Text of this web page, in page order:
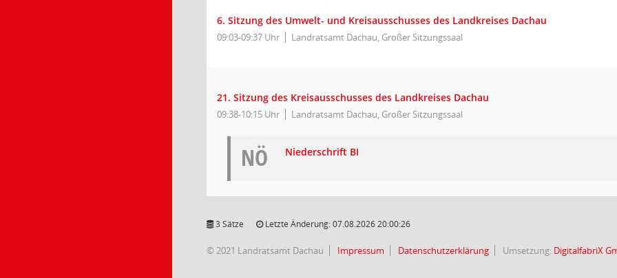
6. Sitzung des Umwelt- und Kreisausschusses des Landkreises Dachau
09:03-09:37 Uhr Landratsamt Dachau, Großer Sitzungssaal
21. Sitzung des Kreisausschusses des Landkreises Dachau
09:38-10:15 Uhr Landratsamt Dachau, Großer Sitzungssaal
NÖ Niederschrift BI
3 Sätze Letzte Änderung: 07.08.2026 20:00:26
© 2021 Landratsamt Dachau Impressum Datenschutzerklärung Umsetzung: DigitalfabriX